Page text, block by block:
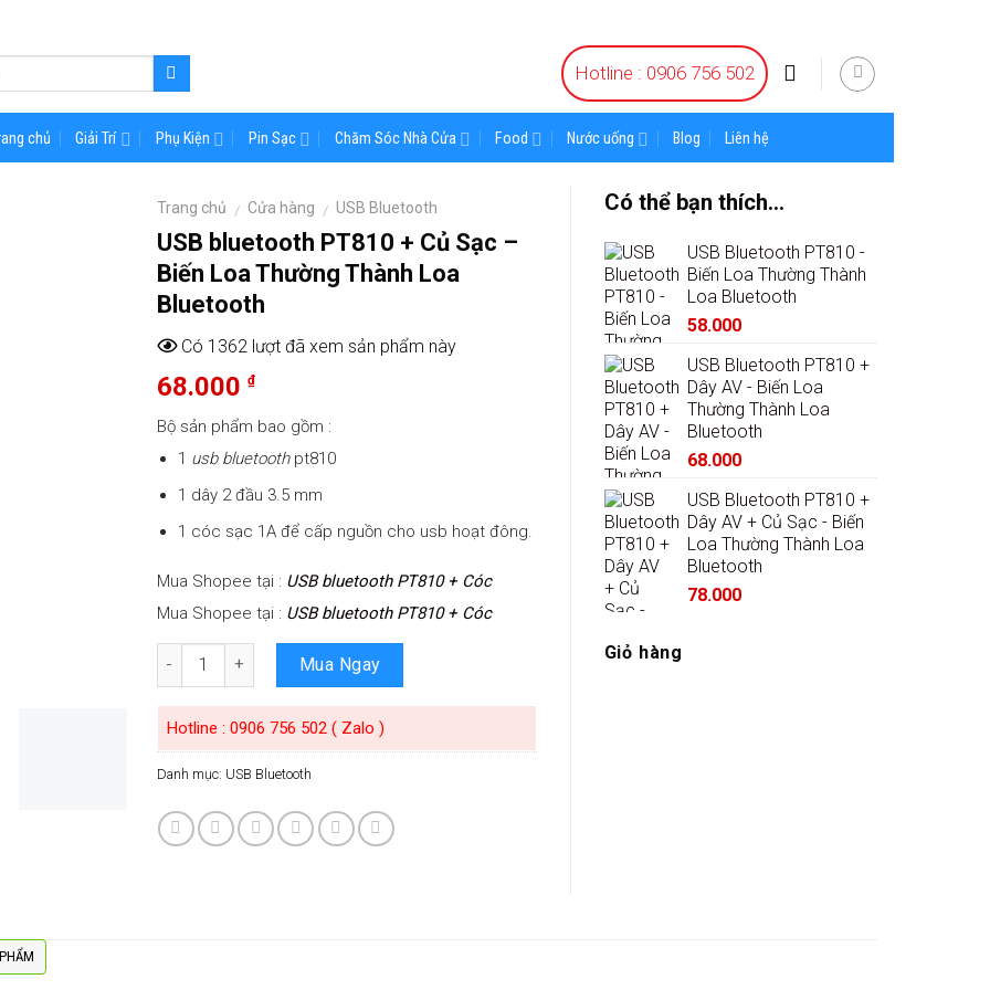
Hotline : 0906 756 502
chủ Giải Trí Phụ Kiện Pin Sạc Chăm Sóc Nhà Cửa Food Nước uống Blog Liên hệ
Trang chủ / Cửa hàng / USB Bluetooth
USB bluetooth PT810 + Củ Sạc –
Biến Loa Thường Thành Loa
Bluetooth
Có 1362 lượt đã xem sản phẩm này
68.000 ₫
Bộ sản phẩm bao gồm :
1 usb bluetoothpt810
1 dây 2 đầu 3.5 mm
1 cóc sạc 1A để cấp nguồn cho usb hoạt đông.
Mua Shopee tại : USB bluetooth PT810 + Cóc
Mua Shopee tại : USB bluetooth PT810 + Cóc
Số lượng Mua Ngay
Hotline : 0906 756 502 ( Zalo )
Danh mục: USB Bluetooth
Có thể bạn thích…
USB Bluetooth PT810 -
Biến Loa Thường Thành
Loa Bluetooth
58.000
USB Bluetooth PT810 +
Dây AV - Biến Loa
Thường Thành Loa
Bluetooth
68.000
USB Bluetooth PT810 +
Dây AV + Củ Sạc - Biến
Loa Thường Thành Loa
Bluetooth
78.000
Giỏ hàng